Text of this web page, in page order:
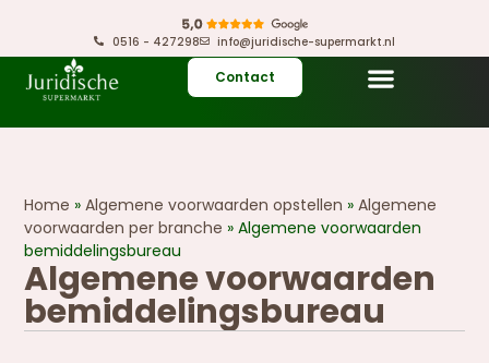
0516 - 427298 info@juridische-supermarkt.nl
Contact
Algemene voorwaarden
bemiddelingsbureau
Home »Algemene voorwaarden opstellen »Algemene
voorwaarden per branche »Algemene voorwaarden
bemiddelingsbureau